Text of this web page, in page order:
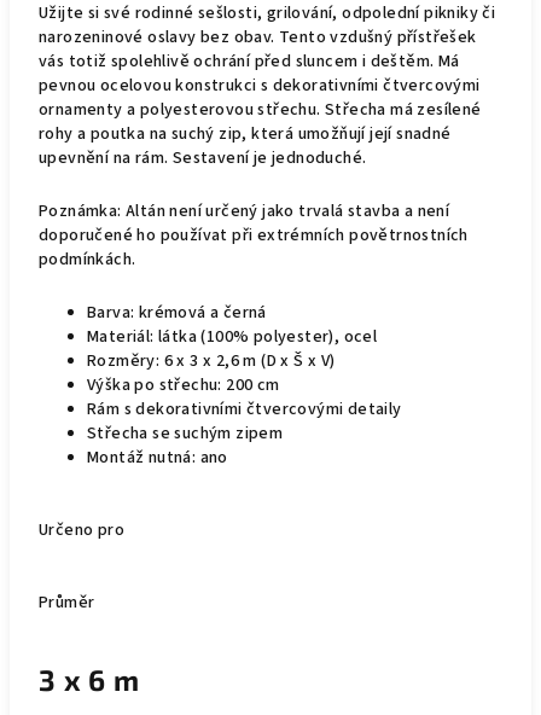
Užijte si své rodinné sešlosti, grilování, odpolední pikniky či
narozeninové oslavy bez obav. Tento vzdušný přístřešek
vás totiž spolehlivě ochrání před sluncem i deštěm. Má
pevnou ocelovou konstrukci s dekorativními čtvercovými
ornamenty a polyesterovou střechu. Střecha má zesílené
rohy a poutka na suchý zip, která umožňují její snadné
upevnění na rám. Sestavení je jednoduché.
Poznámka: Altán není určený jako trvalá stavba a není
doporučené ho používat při extrémních povětrnostních
podmínkách.
Barva: krémová a černá
Materiál: látka (100% polyester), ocel
Rozměry: 6 x 3 x 2,6 m (D x Š x V)
Výška po střechu: 200 cm
Rám s dekorativními čtvercovými detaily
Střecha se suchým zipem
Montáž nutná: ano
Určeno pro
Průměr
3 x 6 m